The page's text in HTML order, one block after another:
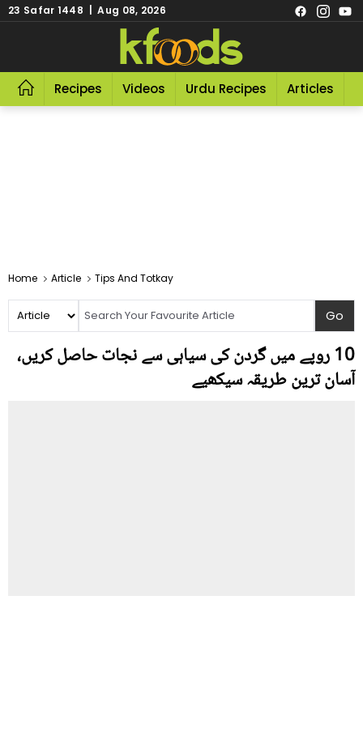
23 Safar 1448 | Aug 08, 2026
Recipes Videos Urdu Recipes Articles
Home Article Tips And Totkay
10 روپے میں گردن کی سیاہی سے نجات حاصل کریں،
آسان ترین طریقہ سیکھیے